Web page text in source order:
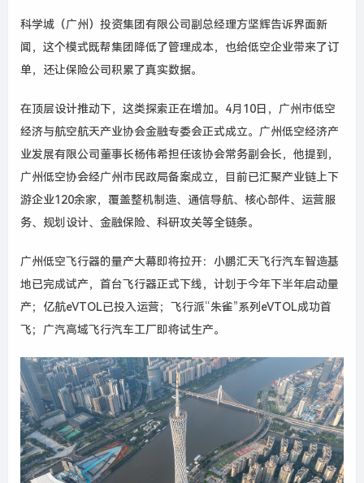
科学城（广州）投资集团有限公司副总经理方坚辉告诉界面新
闻，这个模式既帮集团降低了管理成本，也给低空企业带来了订
单，还让保险公司积累了真实数据。
在顶层设计推动下，这类探索正在增加。 4月 10日，广州市低空
经济与航空航天产业协会金融专委会正式成立。广州低空经济产
业发展有限公司董事长杨伟希担任该协会常务副会长，他提到，
广州低空协会经广州市民政局备案成立，目前已汇聚产业链上下
游企业120余家，覆盖整机制造、通信导航、核心部件、运营服
务、规划设计、金融保险、科研攻关等全链条。
广州低空飞行器的量产大幕即将拉开：小鹏汇天飞行汽车智造基
地已完成试产，首台飞行器正式下线，计划于今年下半年启动量
产；亿航eVTOL已投入运营；飞行派“朱雀”系列 eVTOL成功首
飞；广汽高域飞行汽车工厂即将试生产。